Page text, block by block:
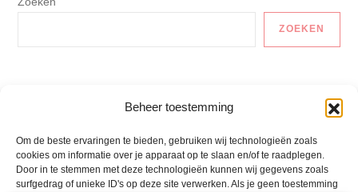
Beheer toestemming
Om de beste ervaringen te bieden, gebruiken wij technologieën zoals
cookies om informatie over je apparaat op te slaan en/of te raadplegen.
Door in te stemmen met deze technologieën kunnen wij gegevens zoals
surfgedrag of unieke ID's op deze site verwerken. Als je geen toestemming
ZOEKEN
Lactosevrije Recepten
Mina´s Weetjes